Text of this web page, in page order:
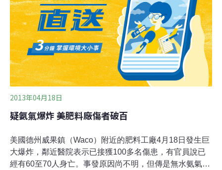
蜜桃聞名，這裡也是石門水庫集水區、大漢溪的上游，果
樹使用的農藥、除草劑與肥料，不但破壞水土保持，也造
成水庫污染。陳碧郎從自己開始做起，替水庫排毒減肥。
但是，有機果農所做的努力，抵不上山坡地被破壞
2013年04月18日
疑氨氣爆炸 美肥料廠傷者破百
美國德州威果鎮（Waco）附近的肥料工廠4月18日發生巨
大爆炸，鄰近醫院表示已接獲100多名傷患，有官員說已
經有60至70人身亡。事發原因尚不明，但傳是無水氨氣爆